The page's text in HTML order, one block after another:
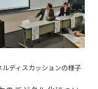
ルディスカッションの様子